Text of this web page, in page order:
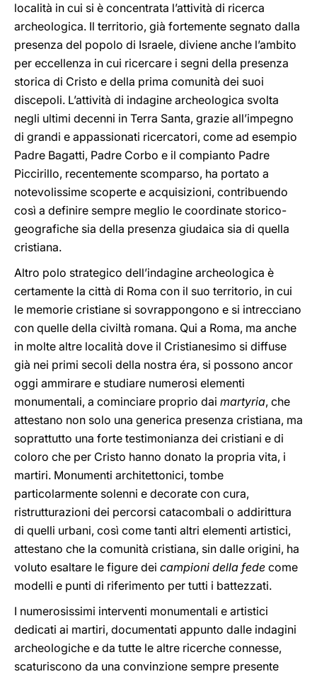
località in cui si è concentrata l’attività di ricerca
archeologica. Il territorio, già fortemente segnato dalla
presenza del popolo di Israele, diviene anche l’ambito
per eccellenza in cui ricercare i segni della presenza
storica di Cristo e della prima comunità dei suoi
discepoli. L’attività di indagine archeologica svolta
negli ultimi decenni in Terra Santa, grazie all’impegno
di grandi e appassionati ricercatori, come ad esempio
Padre Bagatti, Padre Corbo e il compianto Padre
Piccirillo, recentemente scomparso, ha portato a
notevolissime scoperte e acquisizioni, contribuendo
così a definire sempre meglio le coordinate storico-
geografiche sia della presenza giudaica sia di quella
cristiana.
Altro polo strategico dell’indagine archeologica è
certamente la città di Roma con il suo territorio, in cui
le memorie cristiane si sovrappongono e si intrecciano
con quelle della civiltà romana. Qui a Roma, ma anche
in molte altre località dove il Cristianesimo si diffuse
già nei primi secoli della nostra éra, si possono ancor
oggi ammirare e studiare numerosi elementi
monumentali, a cominciare proprio dai martyria, che
attestano non solo una generica presenza cristiana, ma
soprattutto una forte testimonianza dei cristiani e di
coloro che per Cristo hanno donato la propria vita, i
martiri. Monumenti architettonici, tombe
particolarmente solenni e decorate con cura,
ristrutturazioni dei percorsi catacombali o addirittura
di quelli urbani, così come tanti altri elementi artistici,
attestano che la comunità cristiana, sin dalle origini, ha
voluto esaltare le figure dei campioni della fede come
modelli e punti di riferimento per tutti i battezzati.
I numerosissimi interventi monumentali e artistici
dedicati ai martiri, documentati appunto dalle indagini
archeologiche e da tutte le altre ricerche connesse,
scaturiscono da una convinzione sempre presente